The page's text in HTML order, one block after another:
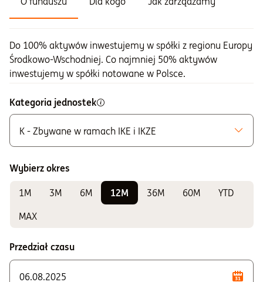
Do 100% aktywów inwestujemy w spółki z regionu Europy
Środkowo-Wschodniej. Co najmniej 50% aktywów
inwestujemy w spółki notowane w Polsce.
Kategoria jednostek
K - Zbywane w ramach IKE i IKZE
K - Zbywane w ramach IKE i IKZE
Do sprawdzania wyników
A2 - Dla klienta instytucjonalnego
Wybierz okres
1M 3M 6M 12M 36M 60M
YTD
MAX
Przedział czasu